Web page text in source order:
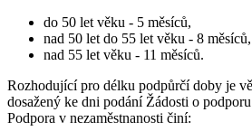
do 50 let věku - 5 měsíců,
nad 50 let do 55 let věku - 8 měsíců,
nad 55 let věku - 11 měsíců.
Rozhodující pro délku podpůrčí doby je
dosažený ke dni podání Žádosti o
Podpora v nezaměstnanosti činí: